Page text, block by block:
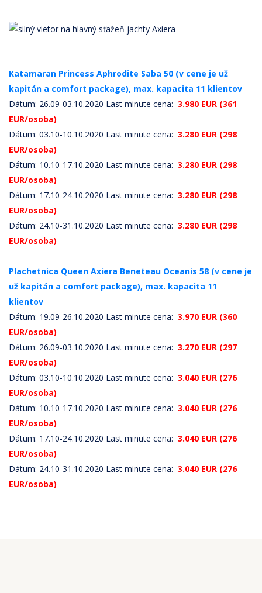
Katamaran Princess Aphrodite Saba 50 (v cene je už
kapitán a comfort package), max. kapacita 11 klientov
Dátum: 26.09-03.10.2020 Last minute cena: 3.980 EUR (361
EUR/osoba)
Dátum: 03.10-10.10.2020 Last minute cena: 3.280 EUR (298
EUR/osoba)
Dátum: 10.10-17.10.2020 Last minute cena: 3.280 EUR (298
EUR/osoba)
Dátum: 17.10-24.10.2020 Last minute cena: 3.280 EUR (298
EUR/osoba)
Dátum: 24.10-31.10.2020 Last minute cena: 3.280 EUR (298
EUR/osoba)
Plachetnica Queen Axiera Beneteau Oceanis 58 (v cene je
už kapitán a comfort package), max. kapacita 11
klientov
Dátum: 19.09-26.10.2020 Last minute cena: 3.970 EUR (360
EUR/osoba)
Dátum: 26.09-03.10.2020 Last minute cena: 3.270 EUR (297
EUR/osoba)
Dátum: 03.10-10.10.2020 Last minute cena: 3.040 EUR (276
EUR/osoba)
Dátum: 10.10-17.10.2020 Last minute cena: 3.040 EUR (276
EUR/osoba)
Dátum: 17.10-24.10.2020 Last minute cena: 3.040 EUR (276
EUR/osoba)
Dátum: 24.10-31.10.2020 Last minute cena: 3.040 EUR (276
EUR/osoba)